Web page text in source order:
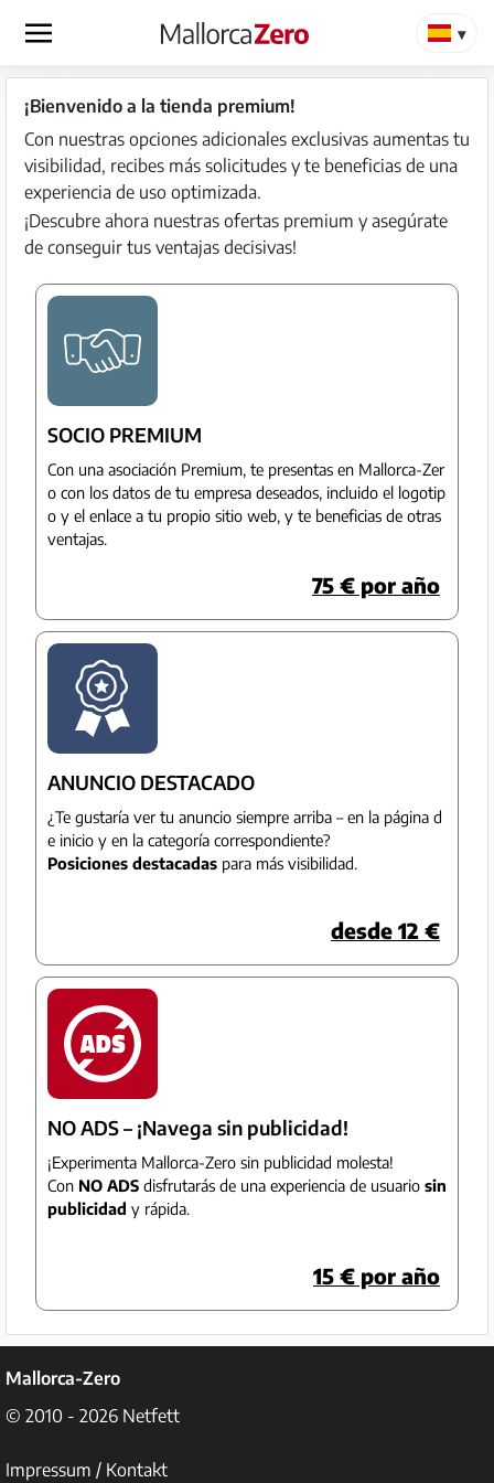
×
Página
de
inicio
Publicar
anuncio
sesión
Socio
Aviso
legal
Contacto
Privacidad
Términos
Preguntas
Frecuentes
¡Bienvenido a la tienda premium!
Con nuestras opciones adicionales exclusivas aumentas tu
visibilidad, recibes más solicitudes y te beneficias de una
experiencia de uso optimizada.
¡Descubre ahora nuestras ofertas premium y asegúrate
de conseguir tus ventajas decisivas!
SOCIO PREMIUM
Con una asociación Premium, te presentas en Mallorca-Zer
o con los datos de tu empresa deseados, incluido el logotip
o y el enlace a tu propio sitio web, y te beneficias de otras
ventajas.
75 € por año
ANUNCIO DESTACADO
¿Te gustaría ver tu anuncio siempre arriba – en la página d
e inicio y en la categoría correspondiente?
Posiciones destacadas para más visibilidad.
desde 12 €
NO ADS – ¡Navega sin publicidad!
¡Experimenta Mallorca-Zero sin publicidad molesta!
Con NO ADS disfrutarás de una experiencia de usuario sin
publicidad y rápida.
15 € por año
Mallorca-Zero
© 2010 - 2026 Netfett
Impressum / Kontakt